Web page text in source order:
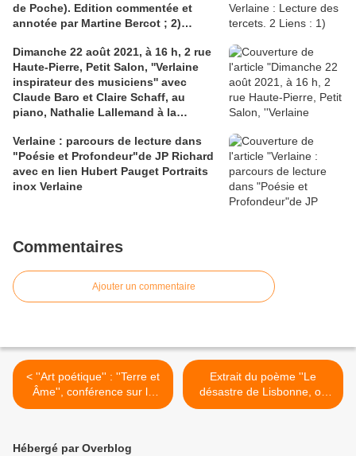
de Poche). Edition commentée et
annotée par Martine Bercot ; 2)
Dimanche 22 août 2021, à 16 h, 2 rue
Haute-Pierre, Petit Salon, ''Verlaine
inspirateur des musiciens'' avec
Claude Baro et Claire Schaff, au
piano, Nathalie Lallemand à la
lecture, Claire Antoine, Bernard
Appel, Maïté Petit et Bérangère
Thomas
Verlaine : parcours de lecture dans
"Poésie et Profondeur"de JP Richard
avec en lien Hubert Pauget Portraits
inox Verlaine
Commentaires
Ajouter un commentaire
< ''Art poétique'' : ''Terre et
Âme'', conférence sur la
poésie moderne, 1918, de
Traductrice, Cecilie
Extrait du poème ''Le
désastre de Lisbonne, ou
examen de cet axiome, tout
Hébergé par Overblog